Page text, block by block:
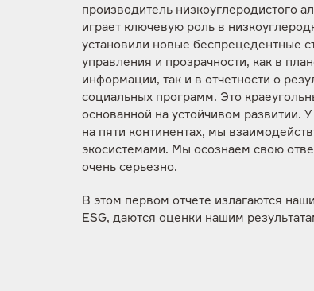
производитель низкоуглеродистого
играет ключевую роль в
установили новые беспрецедентные
управления и прозрачности, как в
информации, так и в отчетности о
социальных программ. Это
основанной на устойчивом развитии.
на пяти континентах, мы
экосистемами. Мы осознаем свою
очень серьезно.
В этом первом отчете излагаются
ESG, даются оценки нашим